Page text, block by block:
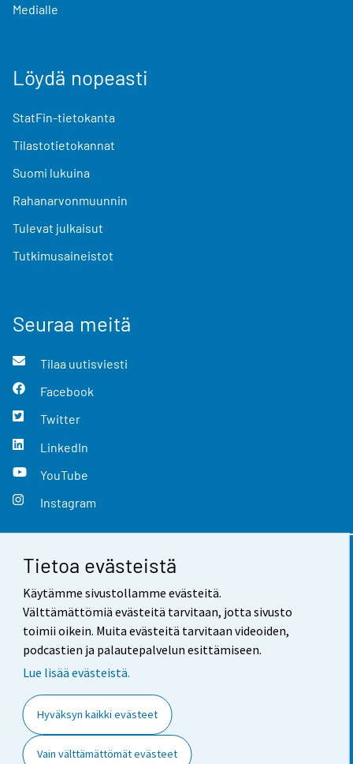
Tietoa evästeistä
Käytämme sivustollamme evästeitä.
Välttämättömiä evästeitä tarvitaan, jotta sivusto
toimii oikein. Muita evästeitä tarvitaan videoiden,
podcastien ja palautepalvelun esittämiseen.
Lue lisää evästeistä.
Hyväksyn kaikki evästeet
Vain välttämättömät evästeet
Medialle
Löydä nopeasti
StatFin-tietokanta
Tilastotietokannat
Suomi lukuina
Rahanarvonmuunnin
Tulevat julkaisut
Tutkimusaineistot
Seuraa meitä
Tilaa uutisviesti
Facebook
Twitter
LinkedIn
YouTube
Instagram
Yhteystiedot
Palaute
Käyttöehdot
Saavutettavuus
Tietoa sivustosta
Evästeasetukset